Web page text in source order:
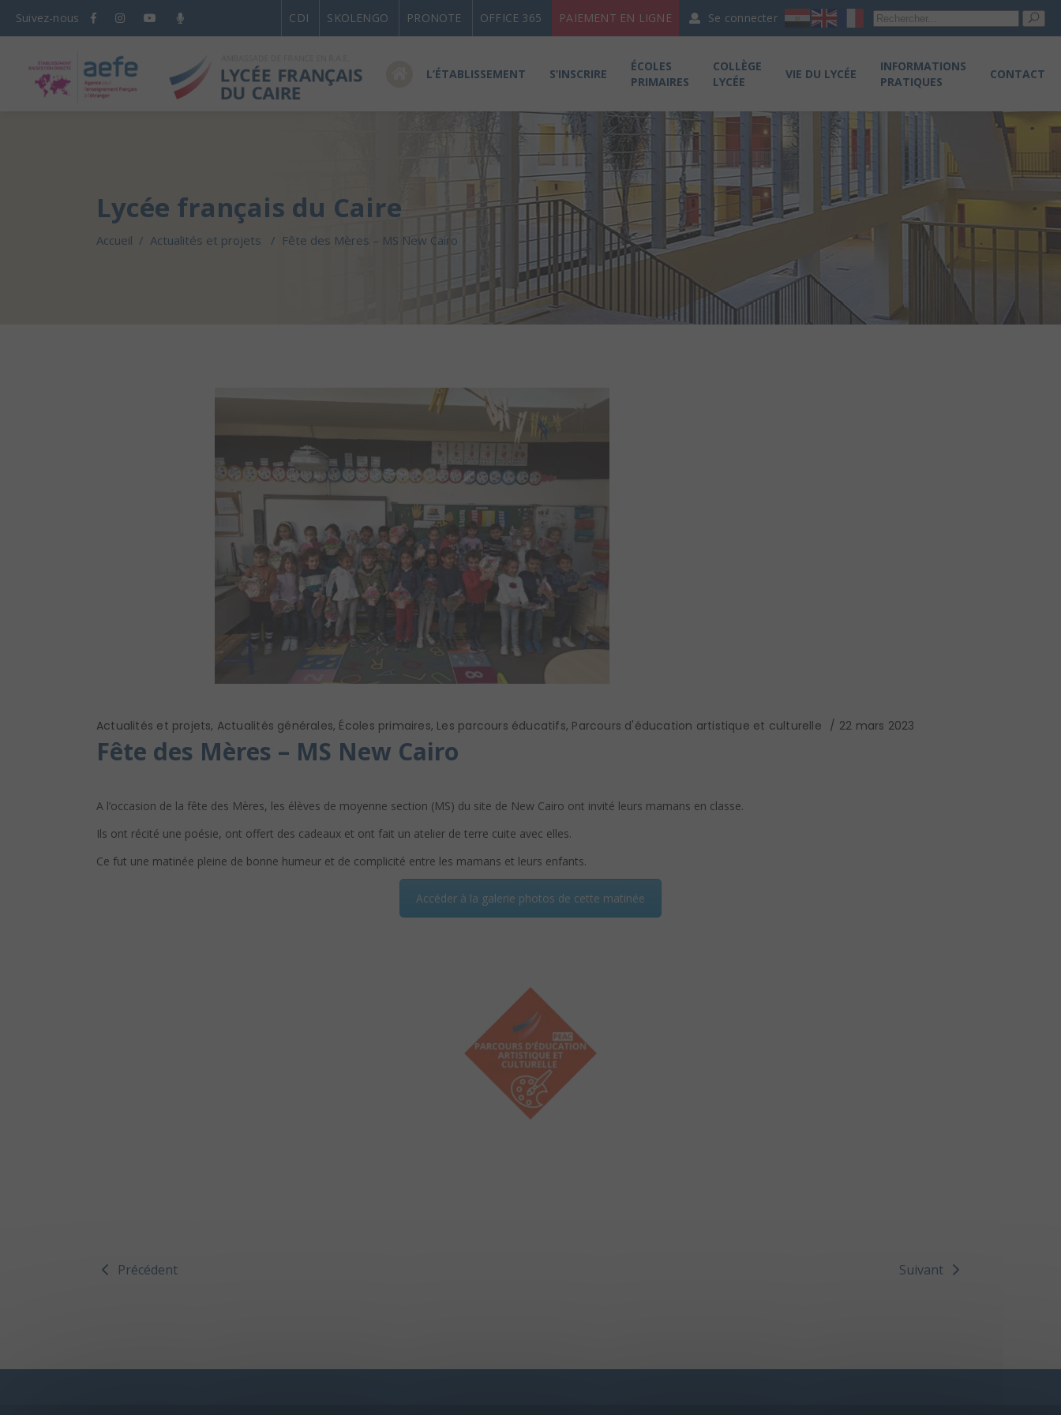
Suivez-nous CDI SKOLENGO PRONOTE OFFICE 365 PAIEMENT EN LIGNE Se connecter
L’ÉTABLISSEMENT S’INSCRIRE
ÉCOLES
PRIMAIRES
COLLÈGE
LYCÉE
VIE DU LYCÉE
INFORMATIONS
PRATIQUES
CONTACT
Lycée français du Caire
Accueil / Actualités et projets / Fête des Mères – MS New Cairo
Actualités et projets, Actualités générales, Écoles primaires, Les parcours éducatifs, Parcours d'éducation artistique et culturelle 22 mars 2023
Fête des Mères – MS New Cairo
A l’occasion de la fête des Mères, les élèves de moyenne section (MS) du site de New Cairo ont invité leurs mamans en classe.
Ils ont récité une poésie, ont offert des cadeaux et ont fait un atelier de terre cuite avec elles.
Ce fut une matinée pleine de bonne humeur et de complicité entre les mamans et leurs enfants.
Accéder à la galerie photos de cette matinée
Précédent Suivant